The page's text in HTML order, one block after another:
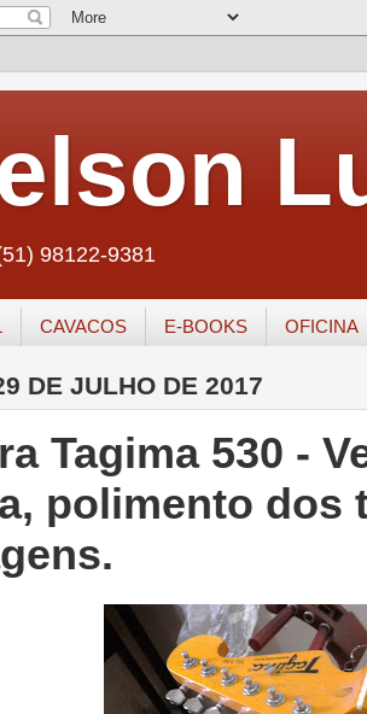
98122-9381
CAVACOS E-BOOKS OFICINA
DE JULHO DE 2017
Tagima 530 -
polimento dos